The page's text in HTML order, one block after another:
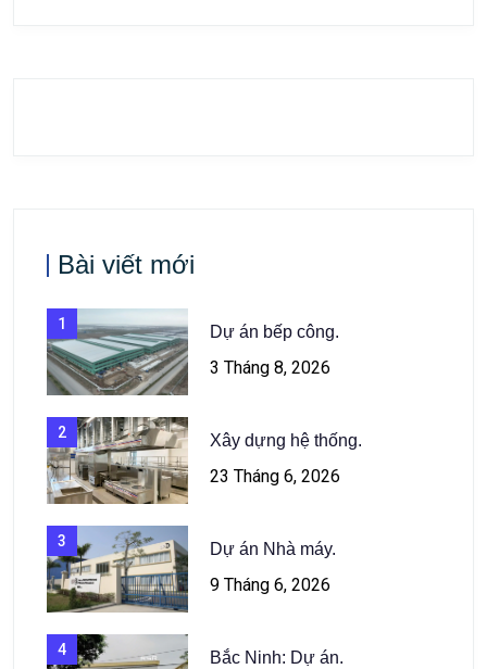
Bài viết mới
1 Dự án bếp công.
3 Tháng 8, 2026
2 Xây dựng hệ thống.
23 Tháng 6, 2026
3 Dự án Nhà máy.
9 Tháng 6, 2026
4 Bắc Ninh: Dự án.